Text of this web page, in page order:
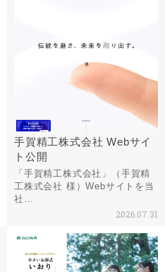
手賀精工株式会社 Webサイ
ト公開
「手賀精工株式会社」（手賀精
工株式会社 様）Webサイトを当
社…
2026.07.31